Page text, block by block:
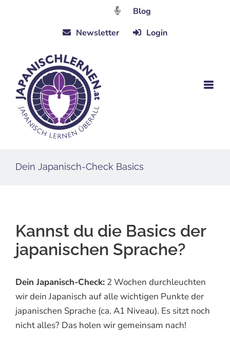
Blog
Newsletter
Login
Dein Japanisch-Check Basics
Kannst du die Basics der
japanischen Sprache?
Dein Japanisch-Check:2 Wochen durchleuchten
wir dein Japanisch auf alle wichtigen Punkte der
japanischen Sprache (ca. A1 Niveau). Es sitzt noch
nicht alles? Das holen wir gemeinsam nach!